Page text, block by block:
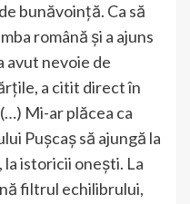
bunăvoință. Ca să
română și a ajuns
avut nevoie de
a citit direct în
Mi-ar plăcea ca
Pușcaș să ajungă la
istoricii onești. La
filtrul echilibrului,